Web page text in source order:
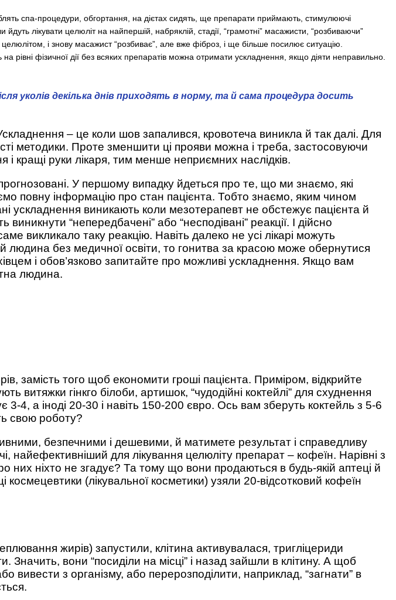
спа-процедури, обгортання, на дієтах сидять, ще препарати приймають, стимулюючі
лікувати целюліт на найпершій, набряклій, стадії, “грамотні” масажисти, “розбиваючи”
і знову масажист “розбиває”, але вже фіброз, і ще більше посилює ситуацію.
рівні фізичної дії без всяких препаратів можна отримати ускладнення, якщо діяти неправильно.
уколів декілька днів приходять в норму, та й сама процедура досить
– це коли шов запалився, кровотеча виникла й так далі. Для
методики. Проте зменшити ці прояви можна і треба, застосовуючи
кращі руки лікаря, тим менше неприємних наслідків.
У першому випадку йдеться про те, що ми знаємо, які
повну інформацію про стан пацієнта. Тобто знаємо, яким чином
ускладнення виникають коли мезотерапевт не обстежує пацієнта й
“непередбачені” або “несподівані” реакції. І дійсно
викликало таку реакцію. Навіть далеко не усі лікарі можуть
людина без медичної освіти, то гонитва за красою може обернутися
і обов’язково запитайте про можливі ускладнення. Якщо вам
людина.
замість того щоб економити гроші пацієнта. Приміром, відкрийте
витяжки гінкго білоби, артишок, “чудодійні коктейлі” для схуднення
4, а іноді 20-30 і навіть 150-200 євро. Ось вам зберуть коктейль з 5-6
свою роботу?
безпечними і дешевими, й матимете результат і справедливу
найефективніший для лікування целюліту препарат – кофеїн. Нарівні з
них ніхто не згадує? Та тому що вони продаються в будь-якій аптеці й
космецевтики (лікувальної косметики) узяли 20-відсотковий кофеїн
жирів) запустили, клітина активувалася, тригліцериди
Значить, вони “посиділи на місці” і назад зайшли в клітину. А щоб
з організму, або перерозподілити, наприклад, “загнати” в